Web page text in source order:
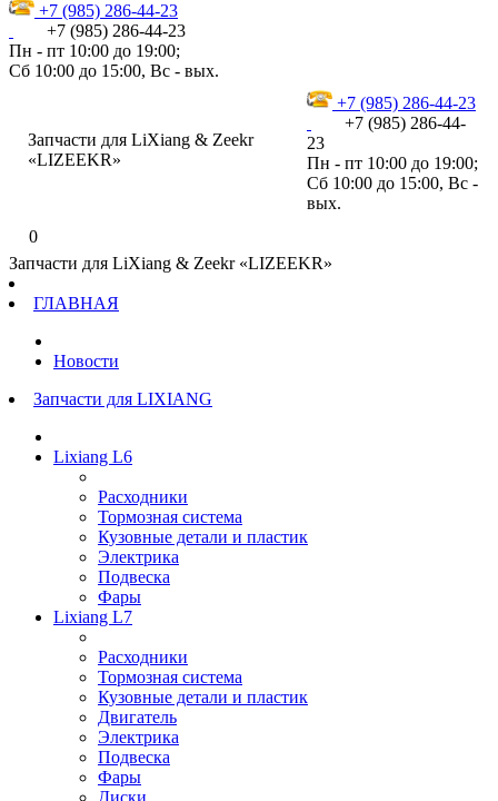
+7 (985) 286-44-23
+7 (985) 286-44-23
Пн - пт 10:00 до 19:00;
Сб 10:00 до 15:00, Вс - вых.
Запчасти для LiXiang & Zeekr
«LIZEEKR»
+7 (985) 286-44-23
+7 (985) 286-44-
23
Пн - пт 10:00 до 19:00;
Сб 10:00 до 15:00, Вс -
вых.
0
Запчасти для LiXiang & Zeekr «LIZEEKR»
ГЛАВНАЯ
Новости
Запчасти для LIXIANG
Lixiang L6
Расходники
Тормозная система
Кузовные детали и пластик
Электрика
Подвеска
Фары
Lixiang L7
Расходники
Тормозная система
Кузовные детали и пластик
Двигатель
Электрика
Подвеска
Фары